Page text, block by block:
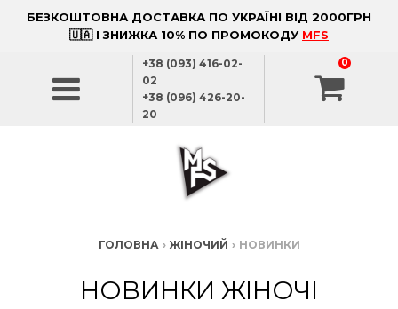
БЕЗКОШТОВНА ДОСТАВКА ПО УКРАЇНІ ВІД 2000ГРН
🇺🇦 І ЗНИЖКА 10% ПО ПРОМОКОДУ MFS
+38 (093) 416-02-
02
+38 (096) 426-20-
20
0
ГОЛОВНА › ЖІНОЧИЙ › НОВИНКИ
НОВИНКИ ЖІНОЧІ